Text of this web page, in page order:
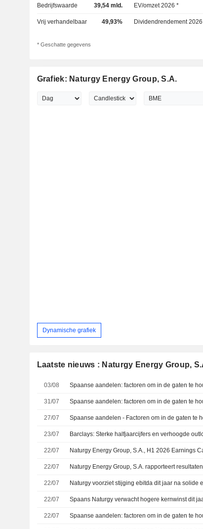
Bedrijfswaarde 39,54 mld. EV/omzet 2026 *
Vrij verhandelbaar 49,93% Dividendrendement
* Geschatte gegevens
Grafiek: Naturgy Energy Group, S.A.
Dynamische grafiek
Laatste nieuws : Naturgy Energy Group,
03/08 Spaanse aandelen: factoren om in de gaten te
31/07 Spaanse aandelen: factoren om in de gaten te
27/07 Spaanse aandelen - Factoren om in de gaten te
23/07
22/07 Naturgy Energy Group, S.A., H1 2026 Earnings
22/07 Naturgy Energy Group, S.A. rapporteert
22/07 Naturgy voorziet stijging ebitda dit jaar na solide
22/07
22/07 Spaanse aandelen: factoren om in de gaten te